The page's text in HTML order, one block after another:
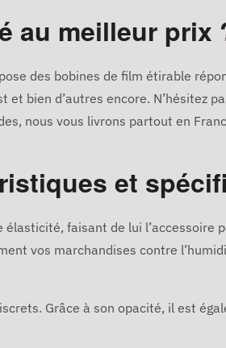
au meilleur prix
des bobines de film étirable
bien d’autres encore. N’hésitez
nous vous livrons partout en
et
faisant de lui
vos marchandises contre
Grâce à son opacité, il est